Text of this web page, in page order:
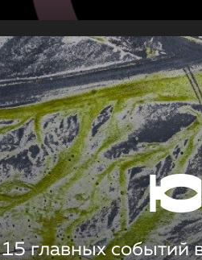
15 главных